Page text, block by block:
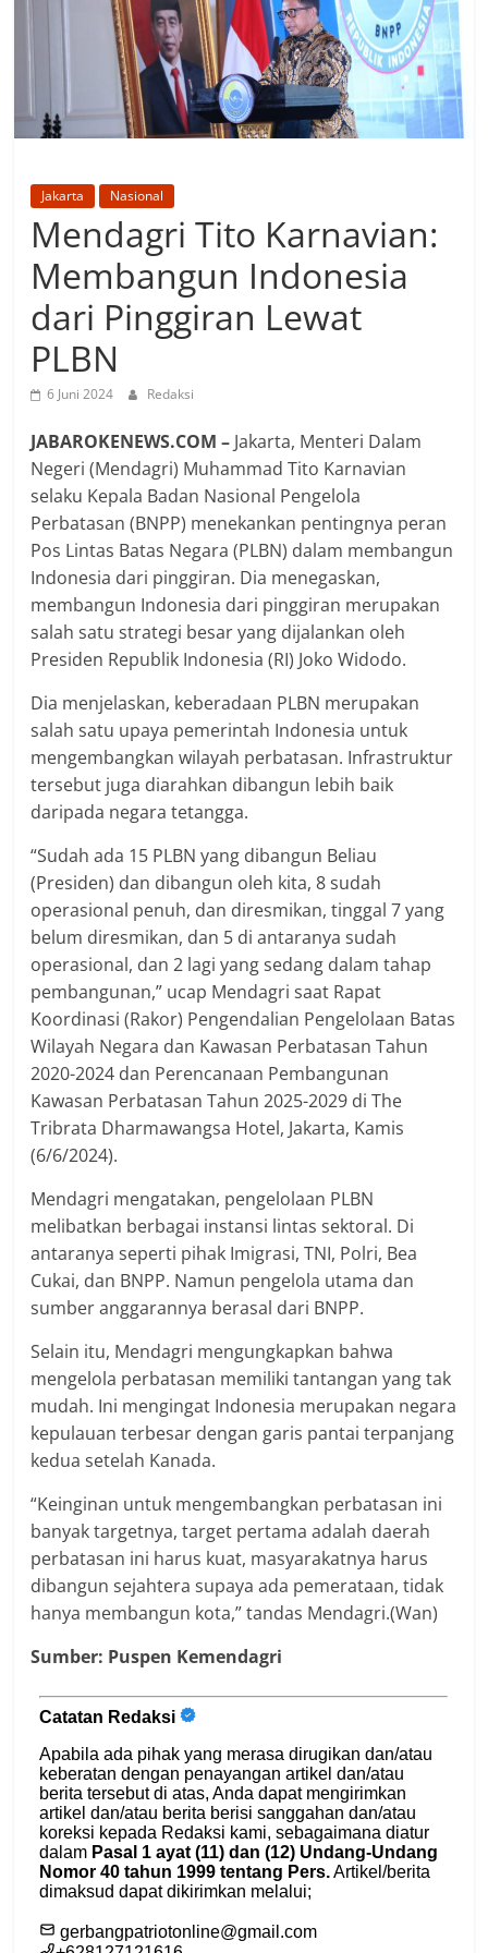
Jakarta Nasional
Mendagri Tito Karnavian:
Membangun Indonesia
dari Pinggiran Lewat
PLBN
6 Juni 2024 Redaksi
JABAROKENEWS.COM – Jakarta, Menteri Dalam
Negeri (Mendagri) Muhammad Tito Karnavian
selaku Kepala Badan Nasional Pengelola
Perbatasan (BNPP) menekankan pentingnya peran
Pos Lintas Batas Negara (PLBN) dalam membangun
Indonesia dari pinggiran. Dia menegaskan,
membangun Indonesia dari pinggiran merupakan
salah satu strategi besar yang dijalankan oleh
Presiden Republik Indonesia (RI) Joko Widodo.
Dia menjelaskan, keberadaan PLBN merupakan
salah satu upaya pemerintah Indonesia untuk
mengembangkan wilayah perbatasan. Infrastruktur
tersebut juga diarahkan dibangun lebih baik
daripada negara tetangga.
“Sudah ada 15 PLBN yang dibangun Beliau
(Presiden) dan dibangun oleh kita, 8 sudah
operasional penuh, dan diresmikan, tinggal 7 yang
belum diresmikan, dan 5 di antaranya sudah
operasional, dan 2 lagi yang sedang dalam tahap
pembangunan,” ucap Mendagri saat Rapat
Koordinasi (Rakor) Pengendalian Pengelolaan Batas
Wilayah Negara dan Kawasan Perbatasan Tahun
2020-2024 dan Perencanaan Pembangunan
Kawasan Perbatasan Tahun 2025-2029 di The
Tribrata Dharmawangsa Hotel, Jakarta, Kamis
(6/6/2024).
Mendagri mengatakan, pengelolaan PLBN
melibatkan berbagai instansi lintas sektoral. Di
antaranya seperti pihak Imigrasi, TNI, Polri, Bea
Cukai, dan BNPP. Namun pengelola utama dan
sumber anggarannya berasal dari BNPP.
Selain itu, Mendagri mengungkapkan bahwa
mengelola perbatasan memiliki tantangan yang tak
mudah. Ini mengingat Indonesia merupakan negara
kepulauan terbesar dengan garis pantai terpanjang
kedua setelah Kanada.
“Keinginan untuk mengembangkan perbatasan ini
banyak targetnya, target pertama adalah daerah
perbatasan ini harus kuat, masyarakatnya harus
dibangun sejahtera supaya ada pemerataan, tidak
hanya membangun kota,” tandas Mendagri.(Wan)
Sumber: Puspen Kemendagri